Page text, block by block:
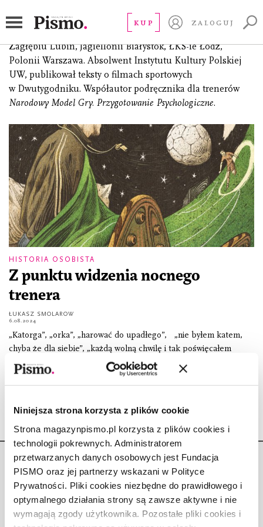
Niniejsza strona korzysta z plików cookie
Strona magazynpismo.pl korzysta z plików cookies i
technologii pokrewnych. Administratorem
przetwarzanych danych osobowych jest Fundacja
PISMO oraz jej partnerzy wskazani w Polityce
Prywatności. Pliki cookies niezbędne do prawidłowego i
optymalnego działania strony są zawsze aktywne i nie
wymagają zgody użytkownika. Pozostałe pliki cookies i
KUP ZALOGUJ
Smolarow Łukasz
(ur. 1984), trener piłkarski. Pracował m.in w Lechii Gdańsk,
Zagłębiu Lubin, Jagiellonii Białystok, ŁKS-ie Łódź,
Polonii Warszawa. Absolwent Instytutu Kultury Polskiej
UW, publikował teksty o filmach sportowych
w Dwutygodniku. Współautor podręcznika dla trenerów
Narodowy Model Gry. Przygotowanie Psychologiczne.
HISTORIA OSOBISTA
Z punktu widzenia nocnego
trenera
ŁUKASZ SMOLAROW
6.08.2024
„Katorga”, „orka”, „harować do upadłego”, „nie byłem katem,
chyba że dla siebie”, „każdą wolną chwilę i tak poświęcałem
piłce”, „dziś nie ma już leniwych trenerów, jeśli za mało pracują,
źle
Copyright © Fundacja Pismo